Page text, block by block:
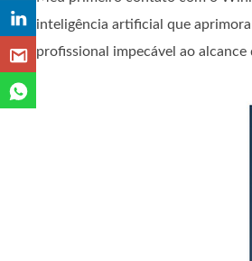
inteligência artificial que
profissional impecável ao